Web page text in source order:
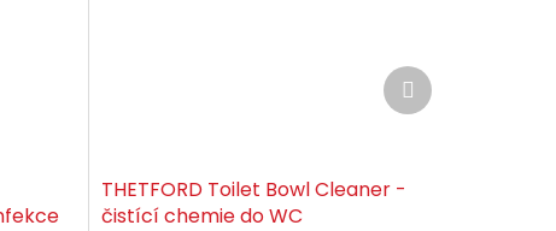
THETFORD Toilet Bowl Cleaner -
čistící chemie do WC
Další
produkt